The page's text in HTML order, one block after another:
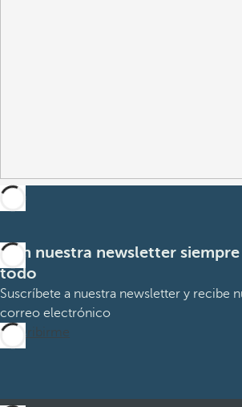
Con nuestra newsletter
todo
Suscríbete a nuestra newsletter y recibe
correo electrónico
Suscribirme